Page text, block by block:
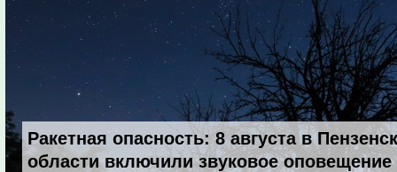
Ракетная опасность: 8 августа в
области включили звуковое оповещение